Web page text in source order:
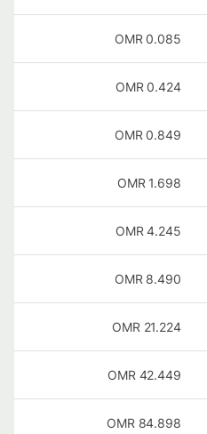
0.085
OMR
0.424
OMR
0.849
OMR
1.698
OMR
4.245
OMR
8.490
OMR
21.224
OMR
42.449
OMR
84.898
OMR